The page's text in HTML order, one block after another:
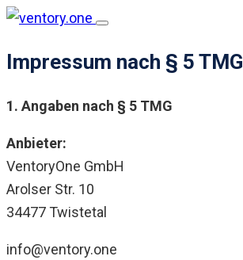
Skip
content
Toggle
Impressum nach § 5 TMG
1. Angaben nach § 5 TMG
Anbieter:
VentoryOne GmbH
Arolser Str. 10
34477 Twistetal
info@ventory.one